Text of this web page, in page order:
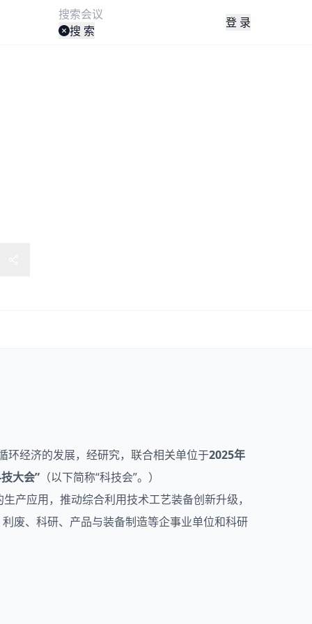
搜 索
登 录
环经济的发展，经研究，联合相关单位于2025年
大会” （以下简称“科技会”。）
产应用，推动综合利用技术工艺装备创新升级，
废、科研、产品与装备制造等企事业单位和科研